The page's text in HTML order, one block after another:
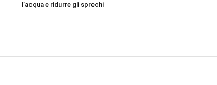
l’acqua e ridurre gli sprechi